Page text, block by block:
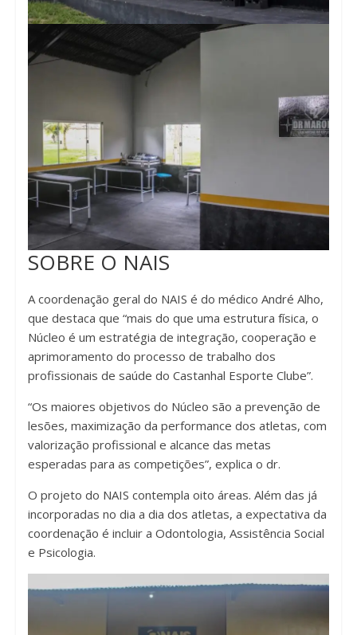
SOBRE O NAIS
A coordenação geral do NAIS é do médico André Alho,
que destaca que “mais do que uma estrutura física, o
Núcleo é um estratégia de integração, cooperação e
aprimoramento do processo de trabalho dos
profissionais de saúde do Castanhal Esporte Clube”.
“Os maiores objetivos do Núcleo são a prevenção de
lesões, maximização da performance dos atletas, com
valorização profissional e alcance das metas
esperadas para as competições”, explica o dr.
O projeto do NAIS contempla oito áreas. Além das já
incorporadas no dia a dia dos atletas, a expectativa da
coordenação é incluir a Odontologia, Assistência Social
e Psicologia.